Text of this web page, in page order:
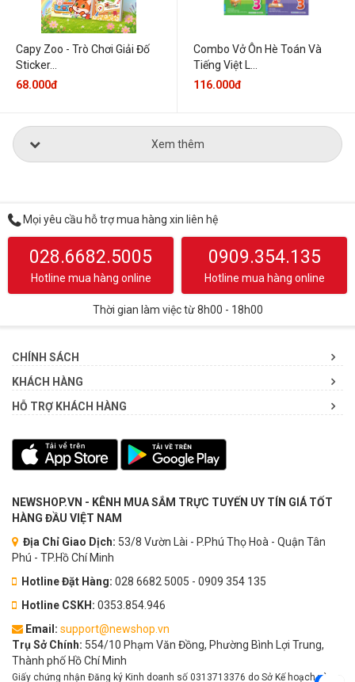
Capy Zoo - Trò Chơi Giải Đố
Sticker...
68.000đ
Combo Vở Ôn Hè Toán Và
Tiếng Việt L...
116.000đ
Xem thêm
Mọi yêu cầu hỗ trợ mua hàng xin liên hệ
028.6682.5005
Hotline mua hàng online
0909.354.135
Hotline mua hàng online
Thời gian làm việc từ 8h00 - 18h00
CHÍNH SÁCH
KHÁCH HÀNG
HỖ TRỢ KHÁCH HÀNG
NEWSHOP.VN - KÊNH MUA SẮM TRỰC TUYẾN UY TÍN GIÁ TỐT
HÀNG ĐẦU VIỆT NAM
Địa Chỉ Giao Dịch: 53/8 Vườn Lài - P.Phú Thọ Hoà - Quận Tân
Phú - TP.Hồ Chí Minh
Hotline Đặt Hàng: 028 6682 5005 - 0909 354 135
Hotline CSKH: 0353.854.946
Email: support@newshop.vn
Trụ Sở Chính: 554/10 Phạm Văn Đồng, Phường Bình Lợi Trung,
Thành phố Hồ Chí Minh
Giấy chứng nhận Đăng ký Kinh doanh số 0313713376 do Sở Kế hoạch và